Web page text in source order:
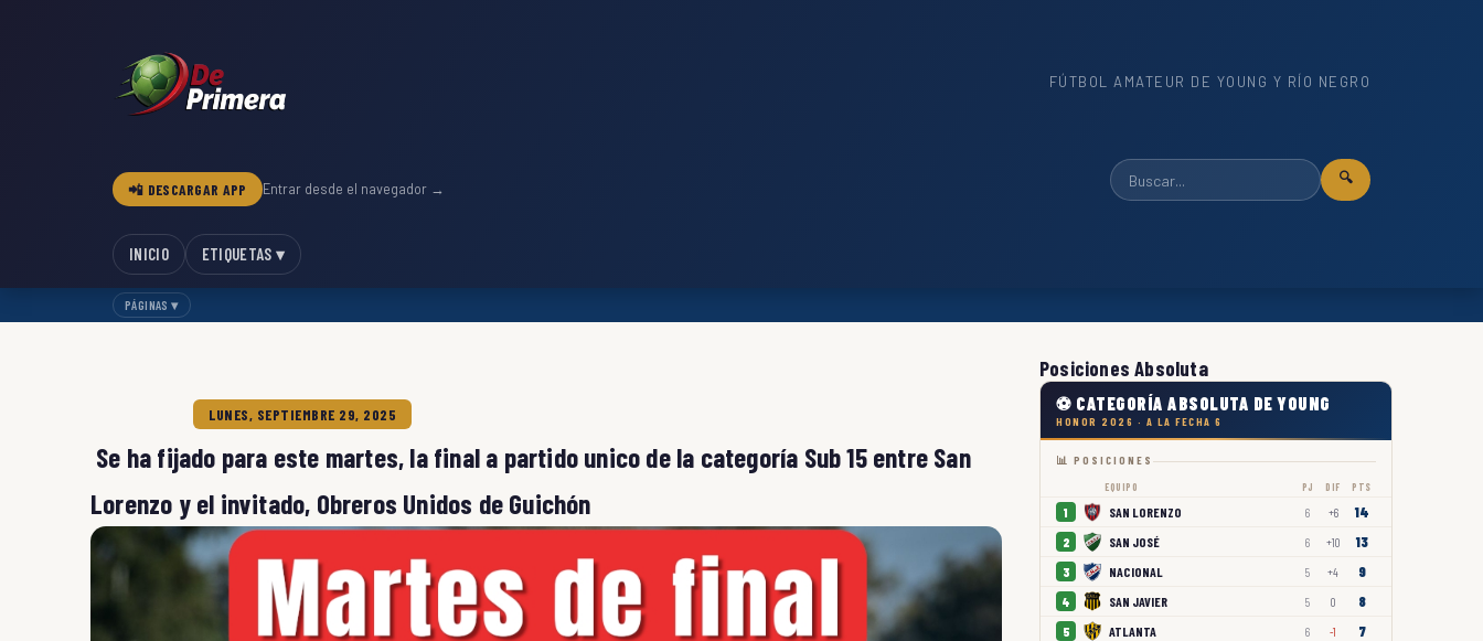
FÚTBOL AMATEUR DE YOUNG Y RÍO NEGRO
📲 DESCARGAR APP Entrar desde el navegador →
🔍
INICIO ETIQUETAS ▾
PÁGINAS ▾
LUNES, SEPTIEMBRE 29, 2025
Se ha fijado para este martes, la final a partido unico de la categoría Sub 15 entre San
Lorenzo y el invitado, Obreros Unidos de Guichón
Posiciones Absoluta
⚽ CATEGORÍA ABSOLUTA DE YOUNG
HONOR 2026 · A LA FECHA 6
📊 POSICIONES
EQUIPO PJ DIF PTS
1 SAN LORENZO 6 +6 14
2 SAN JOSÉ 6 +10 13
3 NACIONAL 5 +4 9
4 SAN JAVIER 5 0 8
5 ATLANTA 6 -1 7